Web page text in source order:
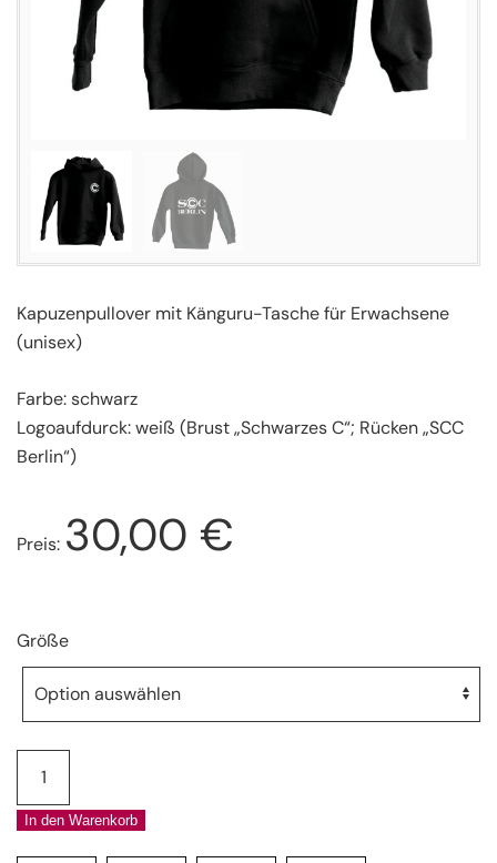
Kapuzenpullover mit Känguru-Tasche für Erwachsene
(unisex)
Farbe: schwarz
Logoaufdurck: weiß (Brust „Schwarzes C“; Rücken „SCC
Berlin“)
Preis: 30,00 €
Größe
Menge
In den Warenkorb